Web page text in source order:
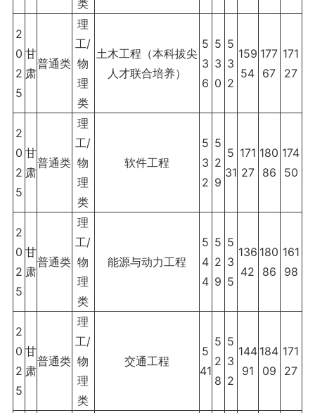
类
2
0
2
5
甘
肃
普通类
理
工/
物
理
类
土木工程（本科拔尖
人才联合培养）
5
3
6
5
3
0
5
3
2
159
54
177
67
171
27
2
0
2
5
甘
肃
普通类
理
工/
物
理
类
软件工程
5
3
2
5
2
9
5
31
171
27
180
86
174
50
2
0
2
5
甘
肃
普通类
理
工/
物
理
类
能源与动力工程
5
4
4
5
2
9
5
3
5
136
42
180
86
161
98
2
0
2
5
甘
肃
普通类
理
工/
物
理
类
交通工程
5
41
5
2
8
5
3
2
144
91
184
09
171
27